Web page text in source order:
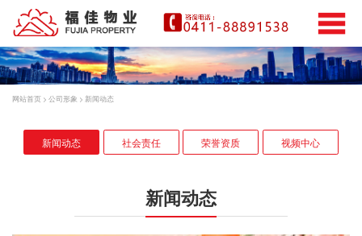
网站首页 > 公司形象 > 新闻动态
新闻动态 社会责任 荣誉资质 视频中心
新闻动态